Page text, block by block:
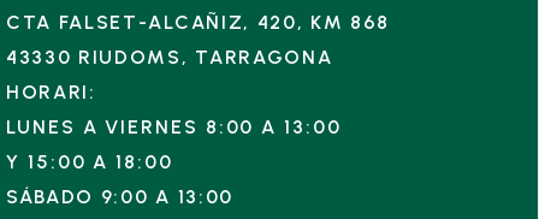
CTA FALSET-ALCAÑIZ, 420, KM 868
43330 RIUDOMS, TARRAGONA
HORARI:
LUNES A VIERNES 8:00 A 13:00
Y 15:00 A 18:00
SÁBADO 9:00 A 13:00